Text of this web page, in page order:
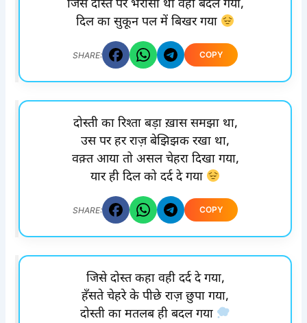
जिस दोस्त पर भरोसा था वही बदल गया,
दिल का सुकून पल में बिखर गया
SHARE: COPY
दोस्ती का रिश्ता बड़ा ख़ास समझा था,
उस पर हर राज़ बेझिझक रखा था,
वक़्त आया तो असल चेहरा दिखा गया,
यार ही दिल को दर्द दे गया
SHARE: COPY
जिसे दोस्त कहा वही दर्द दे गया,
हँसते चेहरे के पीछे राज़ छुपा गया,
दोस्ती का मतलब ही बदल गया